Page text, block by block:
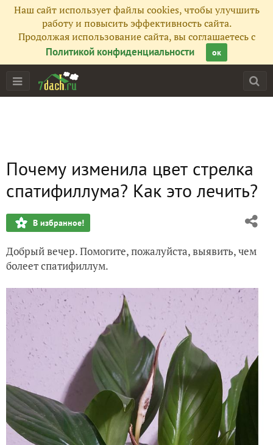
Наш сайт использует файлы cookies, чтобы улучшить
работу и повысить эффективность сайта.
Продолжая использование сайта, вы соглашаетесь с
Политикой конфиденциальности
ок
Почему изменила цвет стрелка
спатифиллума? Как это лечить?
В избранное!
Добрый вечер. Помогите, пожалуйста, выявить, чем
болеет спатифиллум.